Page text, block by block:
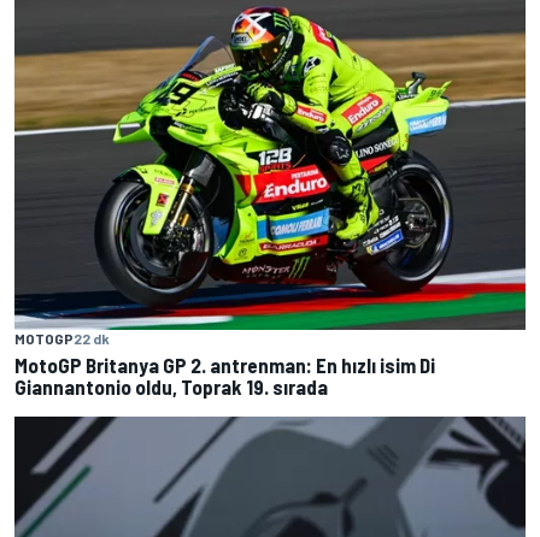
MOTOGP22 dk
MotoGP Britanya GP 2. antrenman: En hızlı isim Di
Giannantonio oldu, Toprak 19. sırada